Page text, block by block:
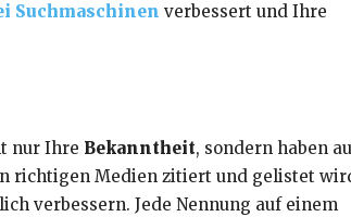
Suchmaschinen verbessert und Ihre
nur Ihre Bekanntheit, sondern haben
richtigen Medien zitiert und gelistet
verbessern. Jede Nennung auf einem